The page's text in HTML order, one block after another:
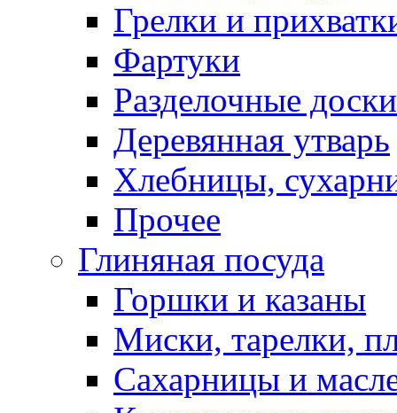
Грелки и
Фартуки
Разделочные доски
Деревянная утварь
Хлебницы,
Прочее
Глиняная посуда
Горшки и казаны
Миски, тарелки,
Сахарницы и